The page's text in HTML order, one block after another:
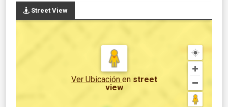
Street View
Ver Ubicación en street
view